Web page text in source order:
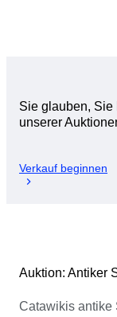
Sie glauben, Sie
unserer
Verkauf beginnen
Auktion: Antiker
Catawikis antike